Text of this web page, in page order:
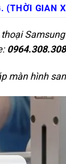
(THỜI GIAN
0964.308.308
màn hình